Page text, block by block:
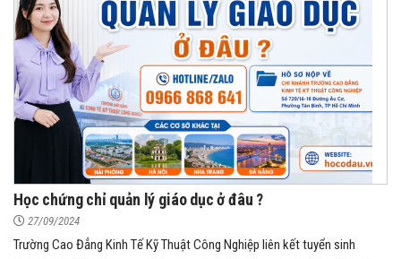
Học chứng chỉ quản lý giáo dục ở đâu ?
27/09/2024
Trường Cao Đẳng Kinh Tế Kỹ Thuật Công Nghiệp liên kết tuyển sinh